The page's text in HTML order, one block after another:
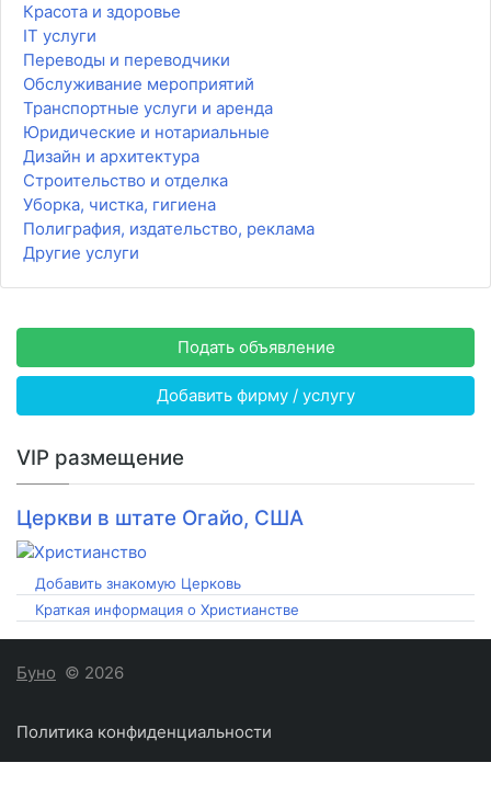
Красота и здоровье
IT услуги
Переводы и переводчики
Обслуживание мероприятий
Транспортные услуги и аренда
Юридические и нотариальные
Дизайн и архитектура
Строительство и отделка
Уборка, чистка, гигиена
Полиграфия, издательство, реклама
Другие услуги
Подать объявление
Добавить фирму / услугу
VIP размещение
Церкви в штате Огайо, США
Добавить знакомую Церковь
Краткая информация о Христианстве
Буно © 2026
Политика конфиденциальности